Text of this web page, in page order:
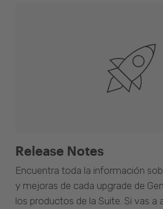
Release Notes
Encuentra toda la información
y mejoras de cada upgrade de
los productos de la Suite. Si vas a